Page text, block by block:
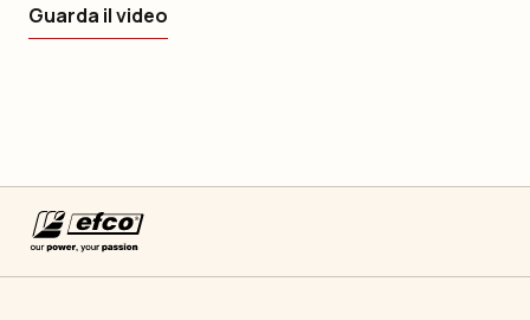
Guarda il video